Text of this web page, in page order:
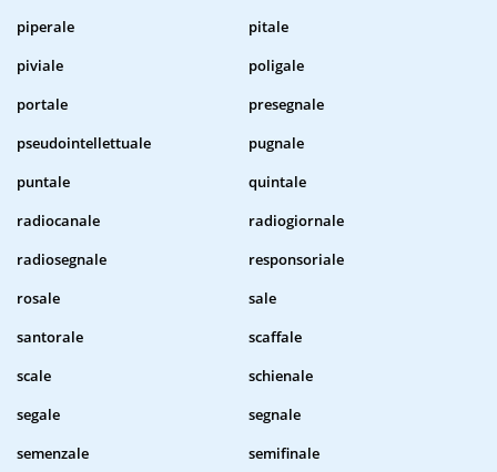
piperale
pitale
piviale
poligale
portale
presegnale
pseudointellettuale
pugnale
puntale
quintale
radiocanale
radiogiornale
radiosegnale
responsoriale
rosale
sale
santorale
scaffale
scale
schienale
segale
segnale
semenzale
semifinale